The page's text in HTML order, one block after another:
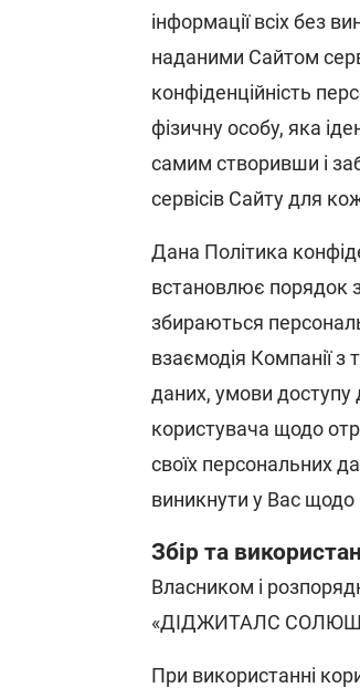
інформації всіх без
наданими Сайтом
конфіденційність
фізичну особу, яка
самим створивши і
сервісів Сайту для
Дана Політика
встановлює порядок
збираються
взаємодія Компанії
даних, умови
користувача щодо
своїх персональних
виникнути у Вас щодо
Збір та
Власником і
«ДІДЖИТАЛС
При використанні